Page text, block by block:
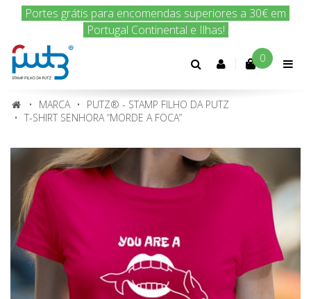
Portes grátis para encomendas superiores a 30€ em
Portugal Continental e Ilhas!
Conta 0
MARCA
PUTZ® - STAMP FILHO DA PUTZ
T-SHIRT SENHORA “MORDE A FOCA”